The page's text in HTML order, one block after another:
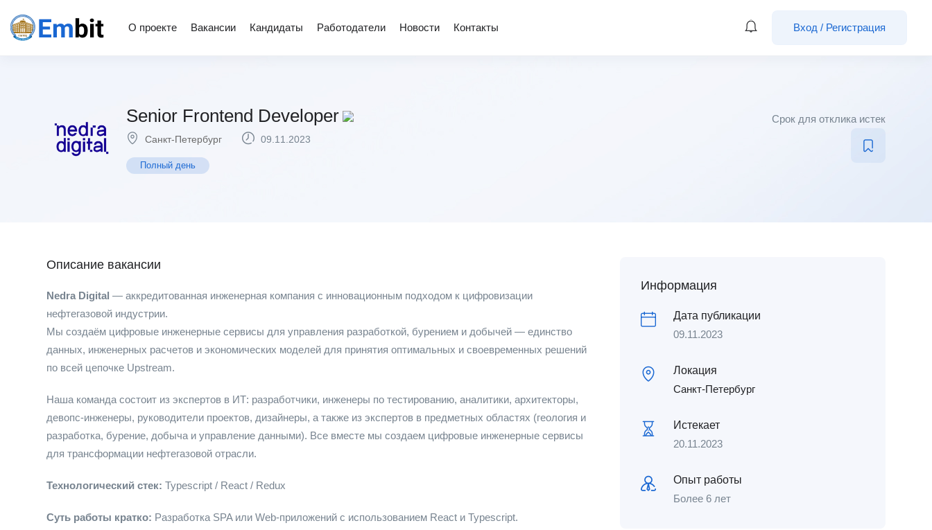
О проекте Вакансии Кандидаты Работодатели Новости Контакты Вход / Регистрация
Senior Frontend Developer
Санкт-Петербург 09.11.2023
Полный день
Срок для отклика истек
Описание вакансии
Nedra Digital — аккредитованная инженерная компания с инновационным подходом к цифровизации
нефтегазовой индустрии.
Мы создаём цифровые инженерные сервисы для управления разработкой, бурением и добычей — единство
данных, инженерных расчетов и экономических моделей для принятия оптимальных и своевременных решений
по всей цепочке Upstream.
Наша команда состоит из экспертов в ИТ: разработчики, инженеры по тестированию, аналитики, архитекторы,
девопс-инженеры, руководители проектов, дизайнеры, а также из экспертов в предметных областях (геология и
разработка, бурение, добыча и управление данными). Все вместе мы создаем цифровые инженерные сервисы
для трансформации нефтегазовой отрасли.
Технологический стек: Typescript / React / Redux
Суть работы кратко: Разработка SPA или Web-приложений с использованием React и Typescript.
Информация
Дата публикации
09.11.2023
Локация
Санкт-Петербург
Истекает
20.11.2023
Опыт работы
Более 6 лет